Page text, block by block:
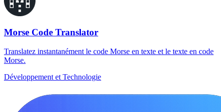
Morse Code Translator
Translatez instantanément le code Morse en texte et le texte en code
Morse.
Développement et Technologie